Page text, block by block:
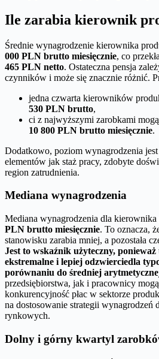
Ile zarabia kierownik
Średnie wynagrodzenie kierownika
000 PLN brutto miesięcznie, co
465 PLN netto. Ostateczna pensja
czynników i może się znacznie różnić.
jedna czwarta kierowników
530 PLN brutto,
ci z najwyższymi zarobkami
10 800 PLN brutto miesięcznie.
Dodatkowo, poziom wynagrodzenia
elementów jak staż pracy, zdobyte
region zatrudnienia.
Mediana wynagrodzenia
Mediana wynagrodzenia dla
PLN brutto miesięcznie. To oznacza,
stanowisku zarabia mniej, a pozostała
Jest to wskaźnik użyteczny,
ekstremalne i lepiej odzwierciedla
porównaniu do średniej
przedsiębiorstwa, jak i pracownicy
konkurencyjność płac w sektorze
na dostosowanie strategii
rynkowych.
Dolny i górny kwartyl